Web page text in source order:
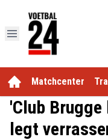
Matchcenter
'Club
legt